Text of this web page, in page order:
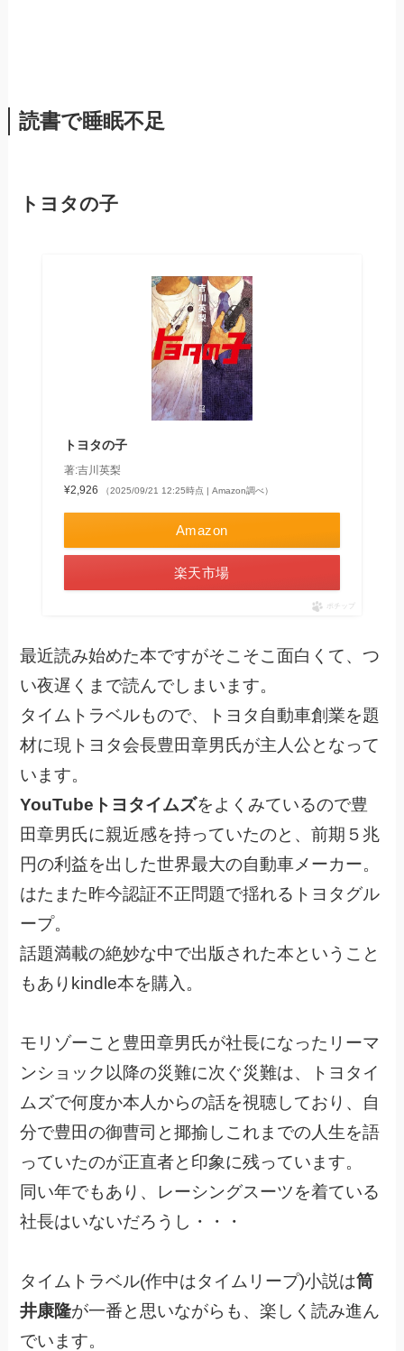
読書で睡眠不足
トヨタの子
トヨタの子
著:吉川英梨
¥2,926
（2025/09/21 12:25時点 | Amazon調べ）
Amazon
楽天市場
ポチップ
最近読み始めた本ですがそこそこ面白くて、つ
い夜遅くまで読んでしまいます。
タイムトラベルもので、トヨタ自動車創業を題
材に現トヨタ会長豊田章男氏が主人公となって
います。
YouTubeトヨタイムズをよくみているので豊
田章男氏に親近感を持っていたのと、前期５兆
円の利益を出した世界最大の自動車メーカー。
はたまた昨今認証不正問題で揺れるトヨタグル
ープ。
話題満載の絶妙な中で出版された本ということ
もありkindle本を購入。
モリゾーこと豊田章男氏が社長になったリーマ
ンショック以降の災難に次ぐ災難は、トヨタイ
ムズで何度か本人からの話を視聴しており、自
分で豊田の御曹司と揶揄しこれまでの人生を語
っていたのが正直者と印象に残っています。
同い年でもあり、レーシングスーツを着ている
社長はいないだろうし・・・
タイムトラベル(作中はタイムリープ)小説は筒
井康隆が一番と思いながらも、楽しく読み進ん
でいます。